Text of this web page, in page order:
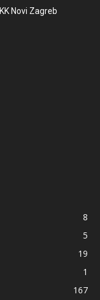
Novi Zagreb
8
5
19
1
167